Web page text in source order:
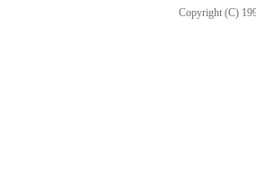
Copyright (C)